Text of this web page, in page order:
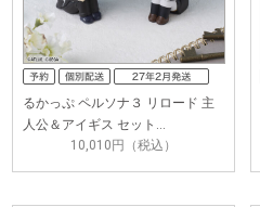
るかっぷ ペルソナ３ リロード 主
人公＆アイギス セット…
10,010円（税込）